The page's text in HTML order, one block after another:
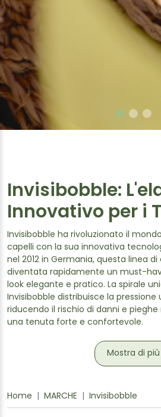
Invisibobble:
Innovativo per i
Invisibobble ha rivoluzionato il
capelli con la sua innovativa
nel 2012 in Germania, questa linea
diventata rapidamente un must-
look elegante e pratico. La spirale
Invisibobble distribuisce la
riducendo il rischio di danni e
una tenuta forte e confortevole.
Mostra di più
Home MARCHE Invisibobble